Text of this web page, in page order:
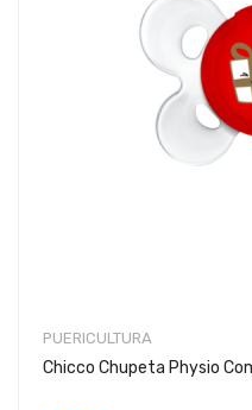
PUERICULTURA
Chicco Chupeta Physio